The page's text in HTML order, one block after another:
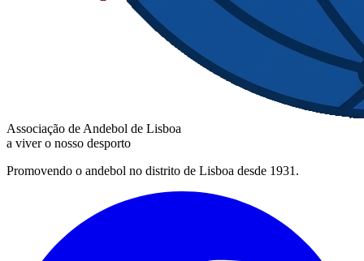
Associação de Andebol de Lisboa
a viver o nosso desporto
Promovendo o andebol no distrito de Lisboa desde 1931.